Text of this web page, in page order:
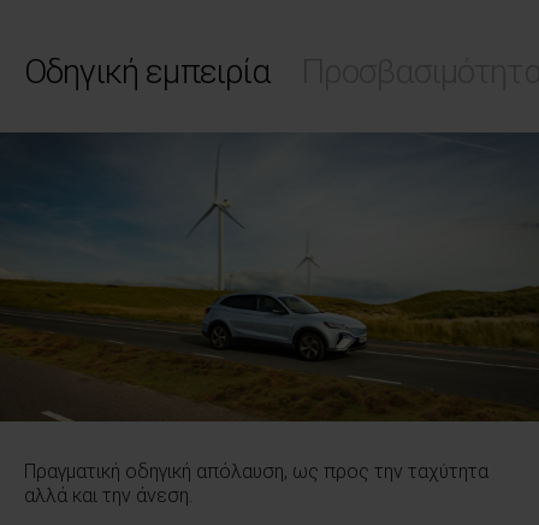
Οδηγική εμπειρία
Πραγματική οδηγική απόλαυση, ως προς την ταχύτητα
αλλά και την άνεση.